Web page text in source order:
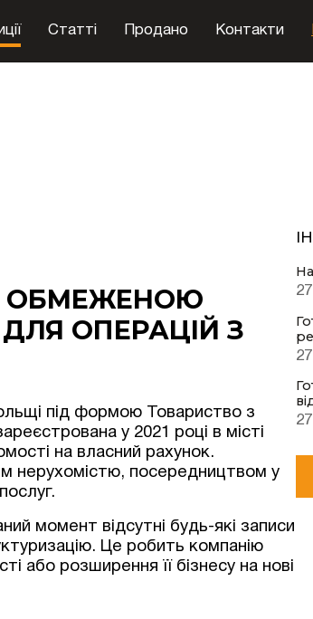
Cтатті Продано Контакти
ОБМЕЖЕНОЮ
ДЛЯ ОПЕРАЦІЙ З
під формою Товариство з
у 2021 році в місті
на власний рахунок.
нерухомістю, посередництвом у
момент відсутні будь-які записи
Це робить компанію
або розширення її бізнесу на нові